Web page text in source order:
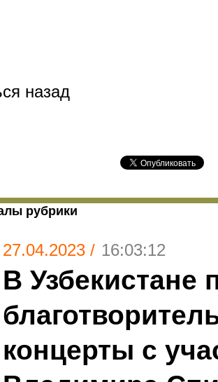
назад
рубрики
27.04.2023 / 16:03:12
В Узбекистане
концерты с